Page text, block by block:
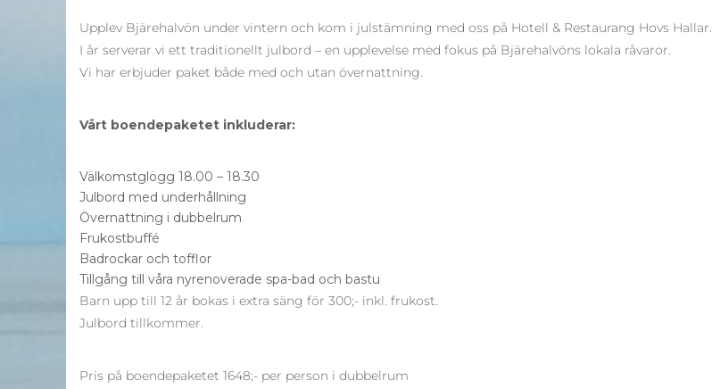
Upplev Bjärehalvön under vintern och kom i julstämning med oss på Hotell & Restaurang Hovs Hallar.
I år serverar vi ett traditionellt julbord – en upplevelse med fokus på Bjärehalvöns lokala råvaror.
Vi har erbjuder paket både med och utan övernattning.
Vårt boendepaketet inkluderar:
Välkomstglögg 18.00 – 18.30
Julbord med underhållning
Övernattning i dubbelrum
Frukostbuffé
Badrockar och tofflor
Tillgång till våra nyrenoverade spa-bad och bastu
Barn upp till 12 år bokas i extra säng för 300;- inkl. frukost.
Julbord tillkommer.
Pris på boendepaketet 1648;- per person i dubbelrum